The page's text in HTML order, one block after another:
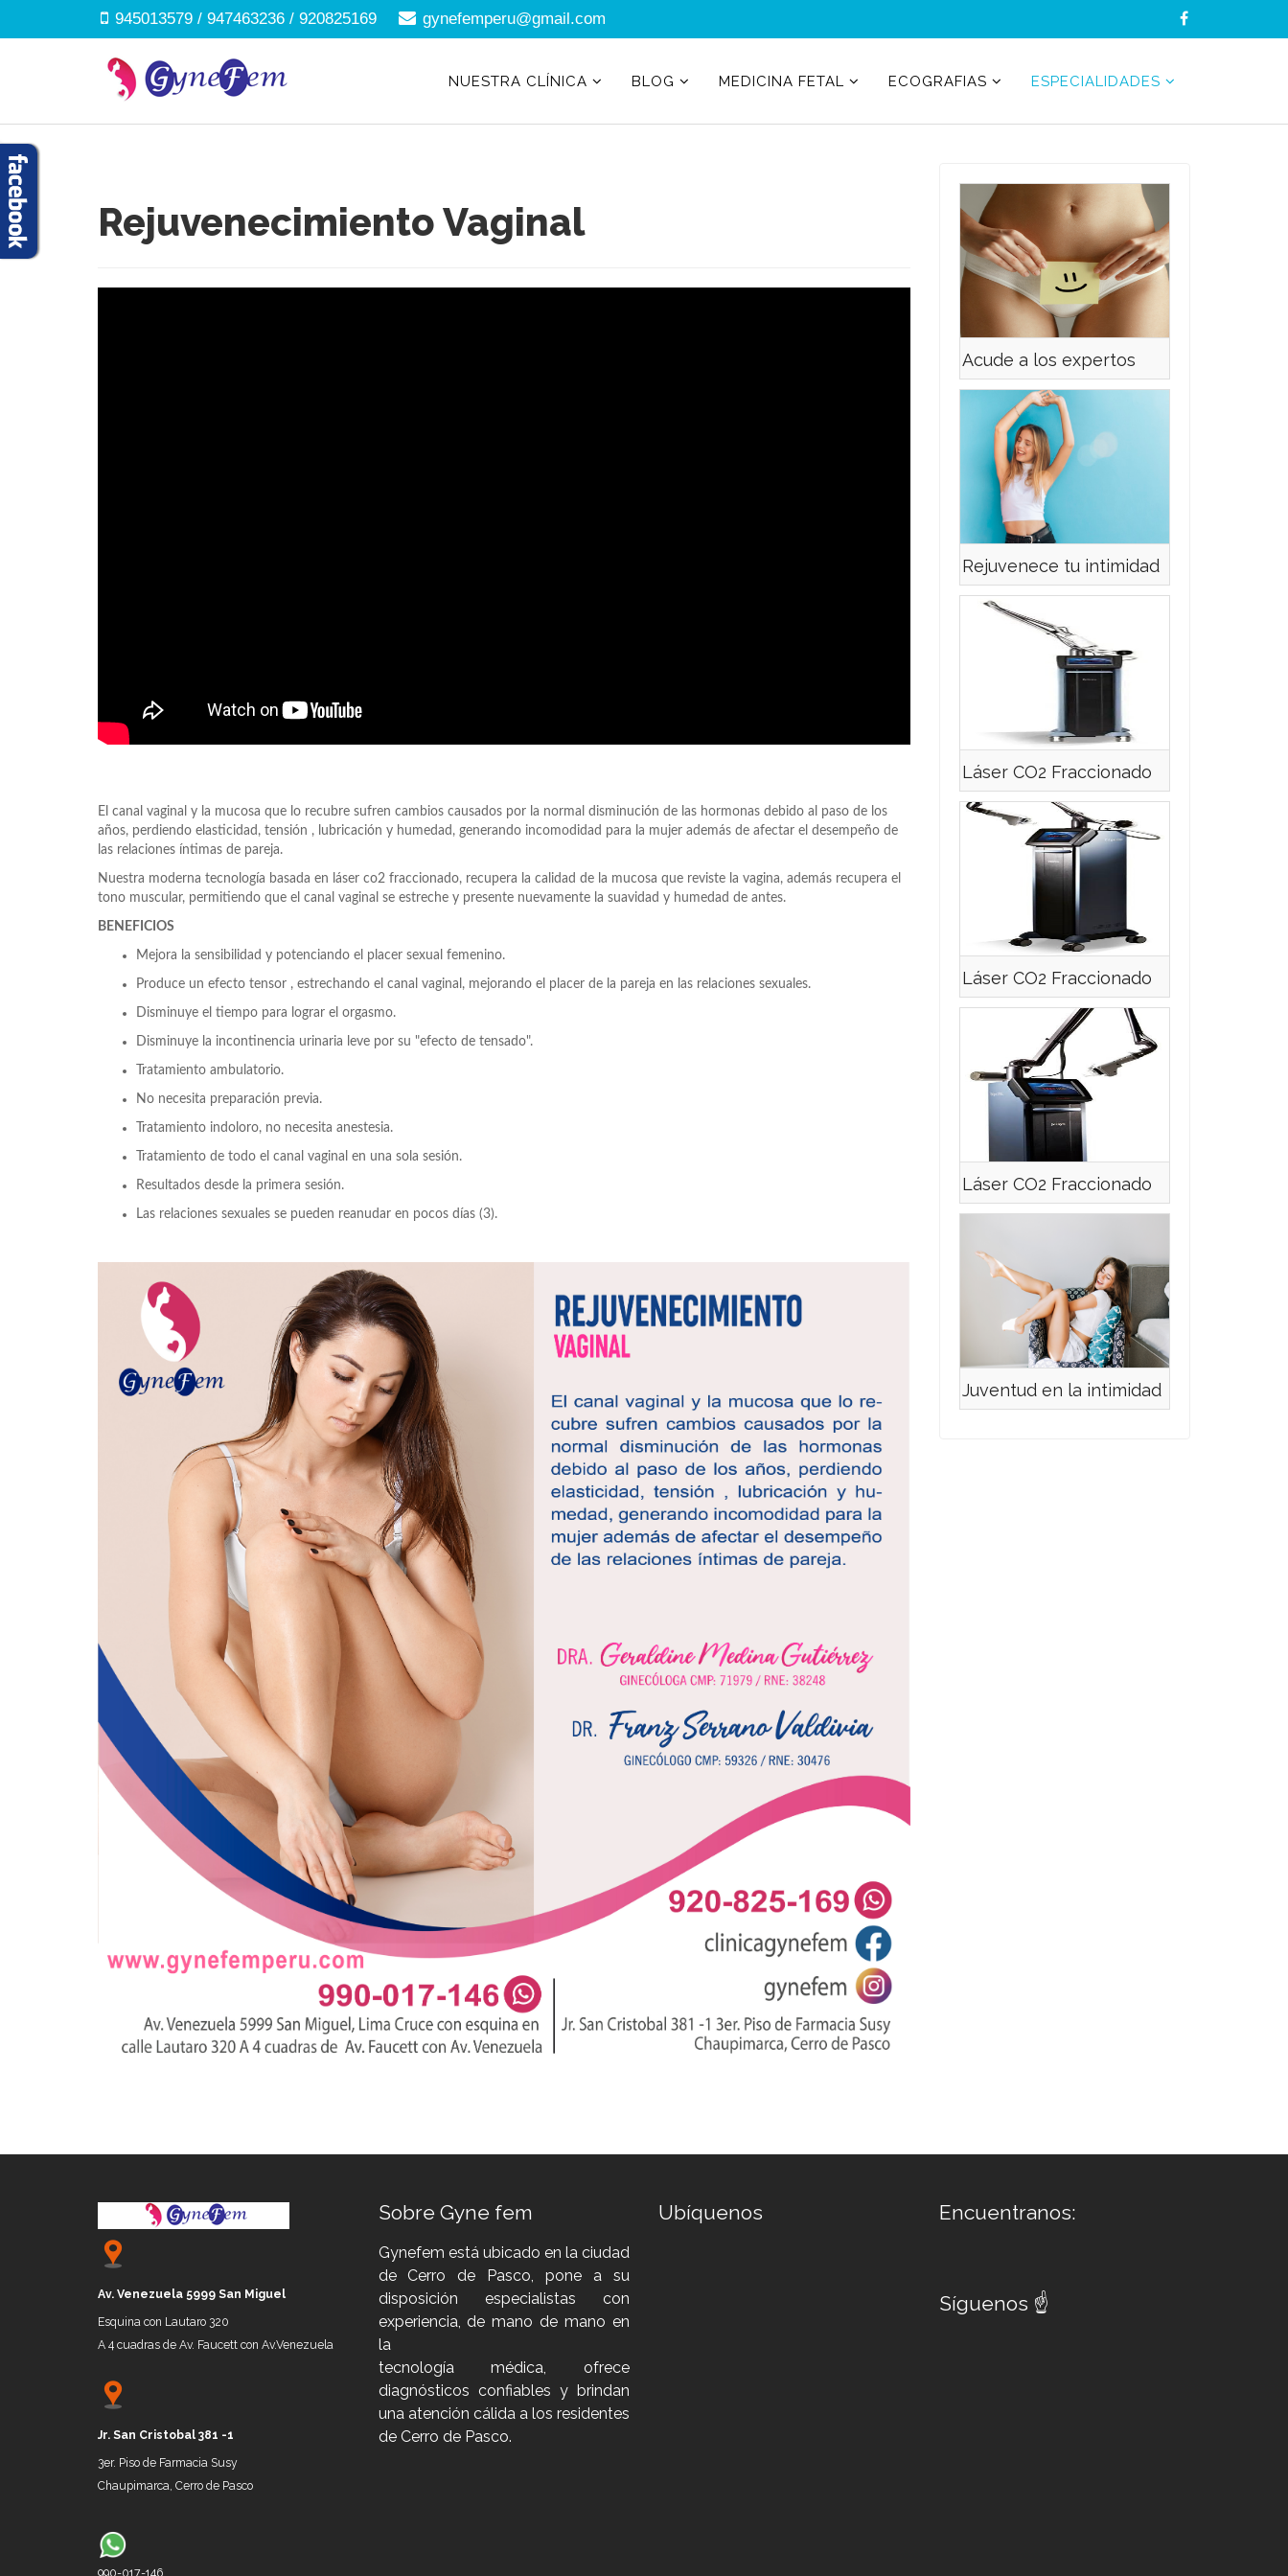
945013579 / 947463236 / 920825169 gynefemperu@gmail.com
NUESTRA CLÍNICA BLOG MEDICINA FETAL ECOGRAFIAS ESPECIALIDADES
Rejuvenecimiento Vaginal
El canal vaginal y la mucosa que lo recubre sufren cambios causados por la normal disminución de las hormonas debido al paso de los
años, perdiendo elasticidad, tensión , lubricación y humedad, generando incomodidad para la mujer además de afectar el desempeño de
las relaciones íntimas de pareja.
Nuestra moderna tecnología basada en láser co2 fraccionado, recupera la calidad de la mucosa que reviste la vagina, además recupera el
tono muscular, permitiendo que el canal vaginal se estreche y presente nuevamente la suavidad y humedad de antes.
BENEFICIOS
Mejora la sensibilidad y potenciando el placer sexual femenino.
Produce un efecto tensor , estrechando el canal vaginal, mejorando el placer de la pareja en las relaciones sexuales.
Disminuye el tiempo para lograr el orgasmo.
Disminuye la incontinencia urinaria leve por su "efecto de tensado".
Tratamiento ambulatorio.
No necesita preparación previa.
Tratamiento indoloro, no necesita anestesia.
Tratamiento de todo el canal vaginal en una sola sesión.
Resultados desde la primera sesión.
Las relaciones sexuales se pueden reanudar en pocos días (3).
Acude a los expertos
Rejuvenece tu intimidad
Láser CO2 Fraccionado
Láser CO2 Fraccionado
Láser CO2 Fraccionado
Juventud en la intimidad
Av. Venezuela 5999 San Miguel
Esquina con Lautaro 320
A 4 cuadras de Av. Faucett con Av.Venezuela
Jr. San Cristobal 381 -1
3er. Piso de Farmacia Susy
Chaupimarca, Cerro de Pasco
990-017-146
Sobre Gyne fem
Gynefem está ubicado en la ciudad
de Cerro de Pasco, pone a su
disposición especialistas con
experiencia, de mano de mano en
la
tecnología médica, ofrece
diagnósticos confiables y brindan
una atención cálida a los residentes
de Cerro de Pasco.
Ubíquenos Encuentranos:
Síguenos ☝